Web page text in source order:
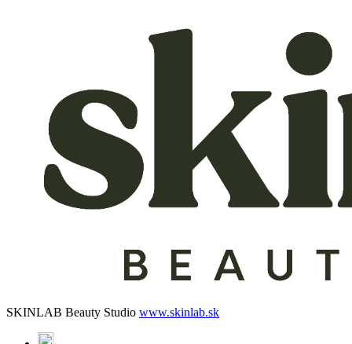
SKINLAB Beauty Studio www.skinlab.sk